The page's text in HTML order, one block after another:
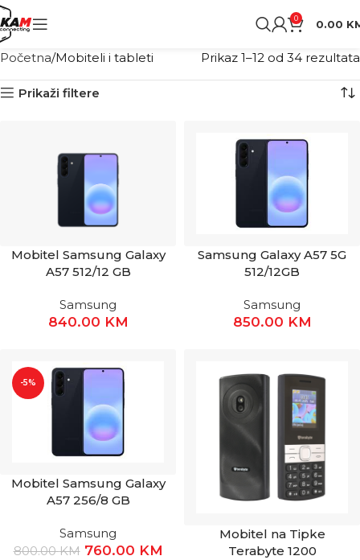
0 0.00
Početna Mobiteli i tableti Prikaz 1–12 od 34 rezultata
Prikaži filtere
Mobitel Samsung Galaxy
A57 512/12 GB
Samsung
840.00 KM
Samsung Galaxy A57 5G
512/12GB
Samsung
850.00 KM
-5%
Mobitel Samsung Galaxy
A57 256/8 GB
Samsung
800.00KM 760.00 KM
Mobitel na Tipke
Terabyte 1200